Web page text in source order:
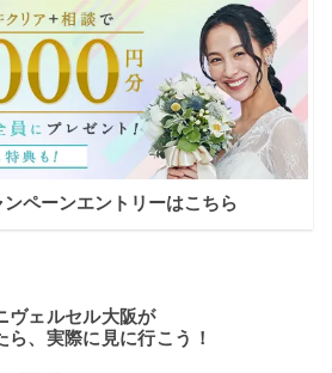
ンペーンエントリーはこちら
ヴェルセル大阪が
ら、実際に見に行こう！